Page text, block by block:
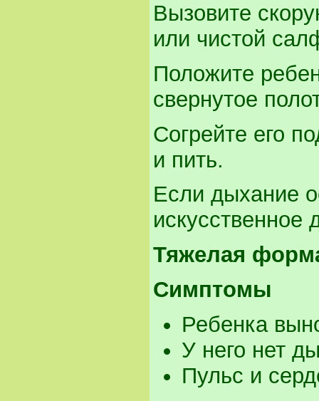
Вызовите
или чистой
Положите
свернутое
Согрейте его
и пить.
Если дыхание
искусственное
Тяжелая
Симптомы
Ребенка
У него нет
Пульс и